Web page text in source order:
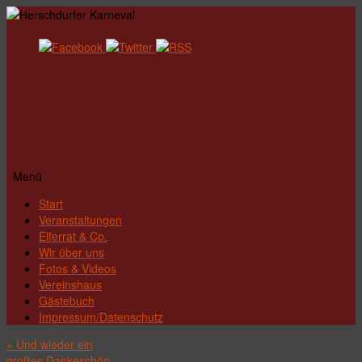
Menü
Zum
Inhalt
springen
Start
Veranstaltungen
Elferrat & Co.
Wir über uns
Fotos & Videos
Vereinshaus
Gästebuch
Impressum/Datenschutz
« Und wieder ein